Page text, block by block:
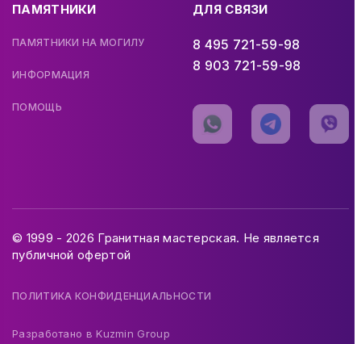
ПАМЯТНИКИ
ПАМЯТНИКИ НА МОГИЛУ
ИНФОРМАЦИЯ
ПОМОЩЬ
ДЛЯ СВЯЗИ
8 495 721-59-98
8 903 721-59-98
© 1999 - 2026 Гранитная мастерская. Не является
публичной офертой
ПОЛИТИКА КОНФИДЕНЦИАЛЬНОСТИ
Разработано вKuzmin Group